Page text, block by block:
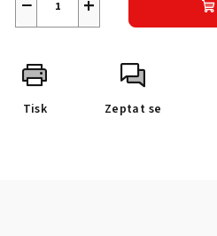
Tisk Zeptat se